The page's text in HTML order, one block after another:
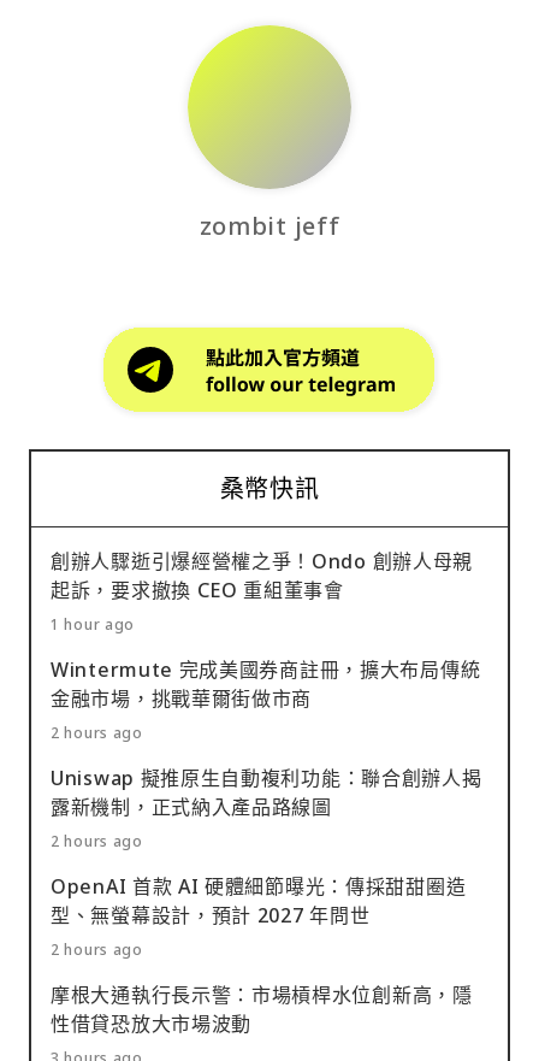
zombit jeff
桑幣快訊
創辦人驟逝引爆經營權之爭！Ondo 創辦人母親
起訴，要求撤換 CEO 重組董事會
1 hour ago
Wintermute 完成美國券商註冊，擴大布局傳統
金融市場，挑戰華爾街做市商
2 hours ago
Uniswap 擬推原生自動複利功能：聯合創辦人揭
露新機制，正式納入產品路線圖
2 hours ago
OpenAI 首款 AI 硬體細節曝光：傳採甜甜圈造
型、無螢幕設計，預計 2027 年問世
2 hours ago
摩根大通執行長示警：市場槓桿水位創新高，隱
性借貸恐放大市場波動